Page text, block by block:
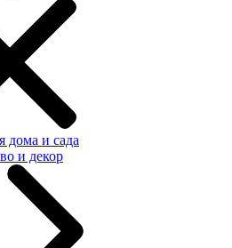
дома и сада
и декор